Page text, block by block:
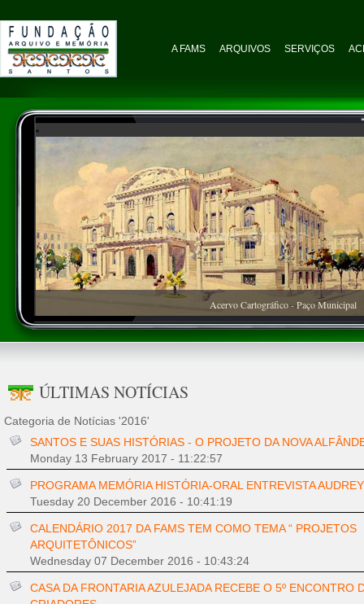
A FAMS ARQUIVOS SERVIÇOS
Acervo Cartográfico - Paço Municipal
ÚLTIMAS NOTÍCIAS
Categoria de Notícias '2016'
SANTOS E SUAS HISTÓRIAS - O PROJETO DA NOVA
Monday 13 February 2017 - 11:22:57
PROGRAMA MEMÓRIA HISTÓRIA-ORAL ENTREVISTA
Tuesday 20 December 2016 - 10:41:19
CALENDÁRIO 2017 DA FAMS TEM COMO TEMA “ PROJETOS
ARQUITETÔNICOS”
Wednesday 07 December 2016 - 10:43:24
CASA DA FRONTARIA AZULEJADA RECEBE O 5º ENCONTRO